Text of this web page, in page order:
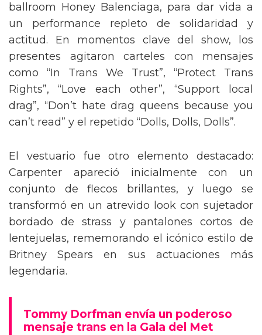
ballroom Honey Balenciaga, para dar vida a
un performance repleto de solidaridad y
actitud. En momentos clave del show, los
presentes agitaron carteles con mensajes
como “In Trans We Trust”, “Protect Trans
Rights”, “Love each other”, “Support local
drag”, “Don’t hate drag queens because you
can’t read” y el repetido “Dolls, Dolls, Dolls”.
El vestuario fue otro elemento destacado:
Carpenter apareció inicialmente con un
conjunto de flecos brillantes, y luego se
transformó en un atrevido look con sujetador
bordado de strass y pantalones cortos de
lentejuelas, rememorando el icónico estilo de
Britney Spears en sus actuaciones más
legendaria.
Tommy Dorfman envía un poderoso
mensaje trans en la Gala del Met